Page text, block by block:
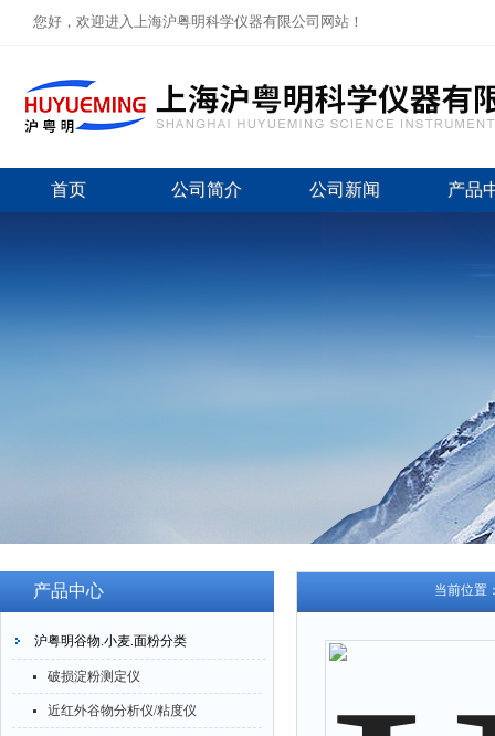
您好，欢迎进入上海沪粤明科学仪器有限公司网站！
首页 公司简介 公司新闻 产品
产品中心
沪粤明谷物.小麦.面粉分类
破损淀粉测定仪
近红外谷物分析仪/粘度仪
当前位置